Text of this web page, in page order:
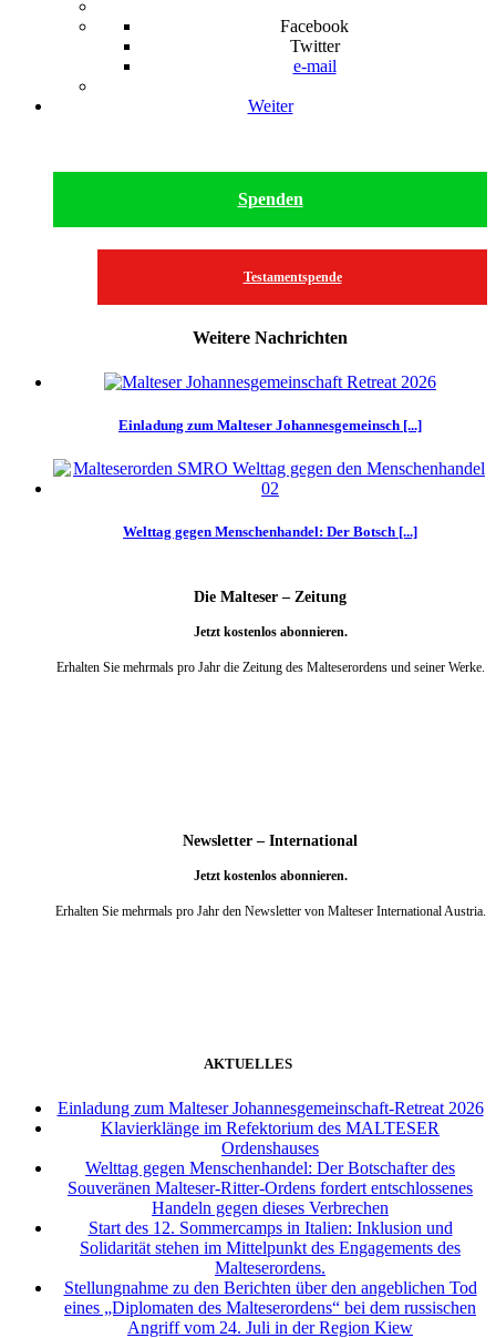
Facebook
Twitter
e-mail
Weiter
Spenden
Testamentspende
Weitere Nachrichten
Einladung zum Malteser Johannesgemeinsch [...]
Welttag gegen Menschenhandel: Der Botsch [...]
Die Malteser – Zeitung
Jetzt kostenlos abonnieren.
Erhalten Sie mehrmals pro Jahr die Zeitung des Malteserordens und seiner Werke.
Newsletter – International
Jetzt kostenlos abonnieren.
Erhalten Sie mehrmals pro Jahr den Newsletter von Malteser International Austria.
AKTUELLES
Einladung zum Malteser Johannesgemeinschaft-Retreat 2026
Klavierklänge im Refektorium des MALTESER
Ordenshauses
Welttag gegen Menschenhandel: Der Botschafter des
Souveränen Malteser-Ritter-Ordens fordert entschlossenes
Handeln gegen dieses Verbrechen
Start des 12. Sommercamps in Italien: Inklusion und
Solidarität stehen im Mittelpunkt des Engagements des
Malteserordens.
Stellungnahme zu den Berichten über den angeblichen Tod
eines „Diplomaten des Malteserordens“ bei dem russischen
Angriff vom 24. Juli in der Region Kiew